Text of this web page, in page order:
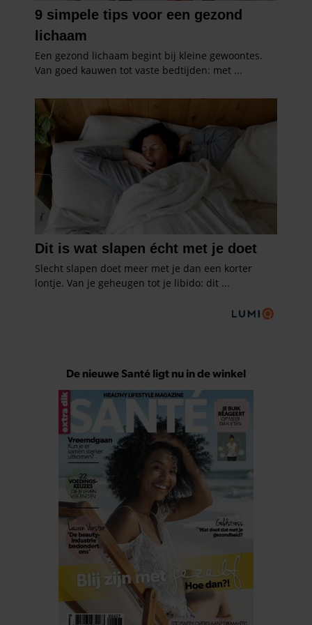
De nieuwe Santé ligt nu in de winkel